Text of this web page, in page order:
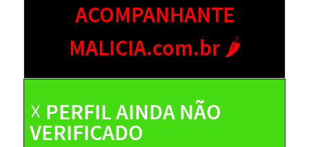
ACOMPANHANTE
MALICIA.com.br 🌶️
☓ PERFIL AINDA NÃO
VERIFICADO